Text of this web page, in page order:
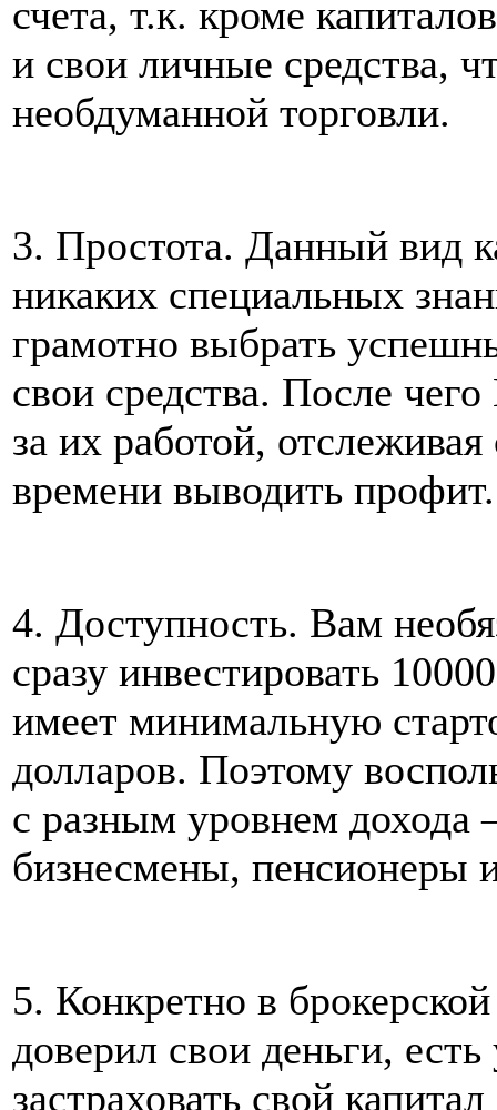
счета, т.к. кроме
и свои личные средства,
необдуманной торговли.
3. Простота. Данный вид
никаких специальных
грамотно выбрать
свои средства. После
за их работой,
времени выводить профит.
4. Доступность. Вам
сразу инвестировать
имеет минимальную
долларов. Поэтому
с разным уровнем дохода
бизнесмены, пенсионеры
5. Конкретно в
доверил свои деньги,
застраховать свой